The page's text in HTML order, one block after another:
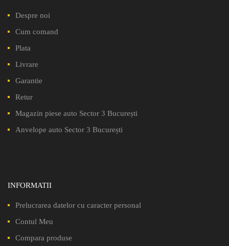
Despre noi
Cum comand
Plata
Livrare
Garantie
Retur
Magazin piese auto Sector 3 București
Anvelope auto Sector 3 București
INFORMATII
Prelucrarea datelor cu caracter personal
Contul Meu
Compara produse